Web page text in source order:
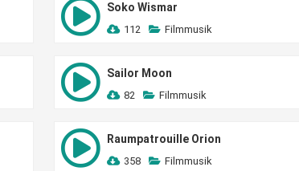
Soko Wismar
112 Filmmusik
Sailor Moon
82 Filmmusik
Raumpatrouille Orion
358 Filmmusik